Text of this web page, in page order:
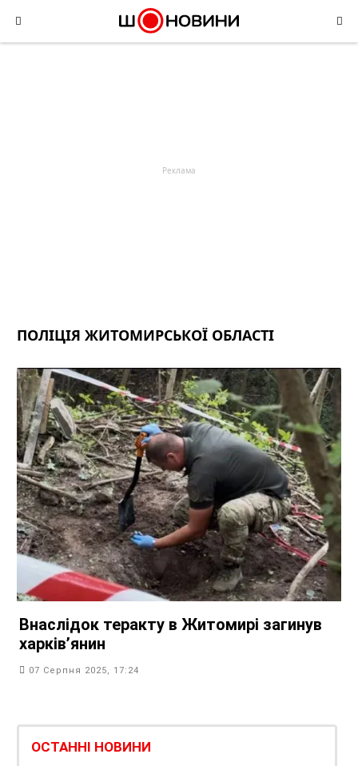
content
ПОЛІЦІЯ ЖИТОМИРСЬКОЇ ОБЛАСТІ
Внаслідок теракту в Житомирі загинув
харків’янин
07 Серпня 2025, 17:24
ОСТАННІ НОВИНИ